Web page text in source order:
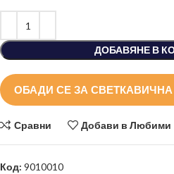
ДОБАВЯНЕ В
ОБАДИ СЕ ЗА
Сравни Добави в Любими
Код: 9010010